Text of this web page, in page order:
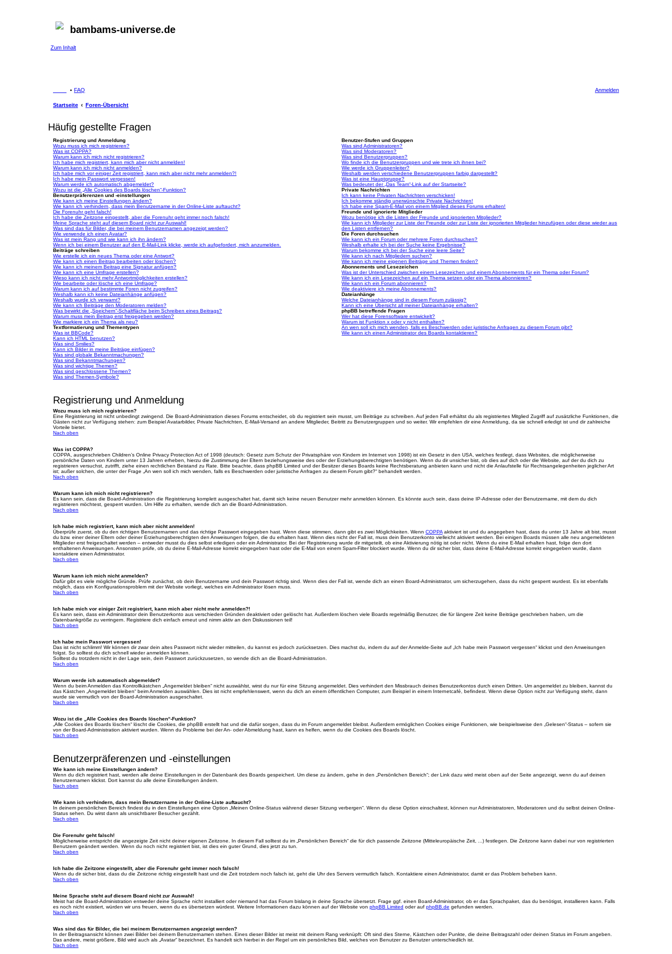
bambams-universe.de
Zum Inhalt
FAQ Anmelden
Startseite Foren-Übersicht
Häufig gestellte Fragen
Registrierung und Anmeldung
Wozu muss ich mich registrieren?
Was ist COPPA?
Warum kann ich mich nicht registrieren?
Ich habe mich registriert, kann mich aber nicht anmelden!
Warum kann ich mich nicht anmelden?
Ich habe mich vor einiger Zeit registriert, kann mich aber nicht mehr anmelden?!
Ich habe mein Passwort vergessen!
Warum werde ich automatisch abgemeldet?
Wozu ist die „Alle Cookies des Boards löschen“-Funktion?
Benutzerpräferenzen und -einstellungen
Wie kann ich meine Einstellungen ändern?
Wie kann ich verhindern, dass mein Benutzername in der Online-Liste auftaucht?
Die Forenuhr geht falsch!
Ich habe die Zeitzone eingestellt, aber die Forenuhr geht immer noch falsch!
Meine Sprache steht auf diesem Board nicht zur Auswahl!
Was sind das für Bilder, die bei meinem Benutzernamen angezeigt werden?
Wie verwende ich einen Avatar?
Was ist mein Rang und wie kann ich ihn ändern?
Wenn ich bei einem Benutzer auf den E-Mail-Link klicke, werde ich aufgefordert, mich anzumelden.
Beiträge schreiben
Wie erstelle ich ein neues Thema oder eine Antwort?
Wie kann ich einen Beitrag bearbeiten oder löschen?
Wie kann ich meinem Beitrag eine Signatur anfügen?
Wie kann ich eine Umfrage erstellen?
Wieso kann ich nicht mehr Antwortmöglichkeiten erstellen?
Wie bearbeite oder lösche ich eine Umfrage?
Warum kann ich auf bestimmte Foren nicht zugreifen?
Weshalb kann ich keine Dateianhänge anfügen?
Weshalb wurde ich verwarnt?
Wie kann ich Beiträge den Moderatoren melden?
Was bewirkt die „Speichern“-Schaltfläche beim Schreiben eines Beitrags?
Warum muss mein Beitrag erst freigegeben werden?
Wie markiere ich ein Thema als neu?
Textformatierung und Thementypen
Was ist BBCode?
Kann ich HTML benutzen?
Was sind Smilies?
Kann ich Bilder in meine Beiträge einfügen?
Was sind globale Bekanntmachungen?
Was sind Bekanntmachungen?
Was sind wichtige Themen?
Was sind geschlossene Themen?
Was sind Themen-Symbole?
Benutzer-Stufen und Gruppen
Was sind Administratoren?
Was sind Moderatoren?
Was sind Benutzergruppen?
Wo finde ich die Benutzergruppen und wie trete ich ihnen bei?
Wie werde ich Gruppenleiter?
Weshalb werden verschiedene Benutzergruppen farbig dargestellt?
Was ist eine Hauptgruppe?
Was bedeutet der „Das Team“-Link auf der Startseite?
Private Nachrichten
Ich kann keine Privaten Nachrichten verschicken!
Ich bekomme ständig unerwünschte Private Nachrichten!
Ich habe eine Spam-E-Mail von einem Mitglied dieses Forums erhalten!
Freunde und ignorierte Mitglieder
Wozu benötige ich die Listen der Freunde und ignorierten Mitglieder?
Wie kann ich Mitglieder zur Liste der Freunde oder zur Liste der ignorierten Mitglieder hinzufügen oder diese wieder aus
den Listen entfernen?
Die Foren durchsuchen
Wie kann ich ein Forum oder mehrere Foren durchsuchen?
Weshalb erhalte ich bei der Suche keine Ergebnisse?
Warum bekomme ich bei der Suche eine leere Seite?
Wie kann ich nach Mitgliedern suchen?
Wie kann ich meine eigenen Beiträge und Themen finden?
Abonnements und Lesezeichen
Was ist der Unterschied zwischen einem Lesezeichen und einem Abonnements für ein Thema oder Forum?
Wie kann ich ein Lesezeichen auf ein Thema setzen oder ein Thema abonnieren?
Wie kann ich ein Forum abonnieren?
Wie deaktiviere ich meine Abonnements?
Dateianhänge
Welche Dateianhänge sind in diesem Forum zulässig?
Kann ich eine Übersicht all meiner Dateianhänge erhalten?
phpBB betreffende Fragen
Wer hat diese Forensoftware entwickelt?
Warum ist Funktion x oder y nicht enthalten?
An wen soll ich mich wenden, falls es Beschwerden oder juristische Anfragen zu diesem Forum gibt?
Wie kann ich einen Administrator des Boards kontaktieren?
Registrierung und Anmeldung
Wozu muss ich mich registrieren?
Eine Registrierung ist nicht unbedingt zwingend. Die Board-Administration dieses Forums entscheidet, ob du registriert sein musst, um Beiträge zu schreiben. Auf jeden Fall erhältst du als registriertes Mitglied Zugriff auf zusätzliche Funktionen, die
Gästen nicht zur Verfügung stehen: zum Beispiel Avatarbilder, Private Nachrichten, E-Mail-Versand an andere Mitglieder, Beitritt zu Benutzergruppen und so weiter. Wir empfehlen dir eine Anmeldung, da sie schnell erledigt ist und dir zahlreiche
Vorteile bietet.
Nach oben
Was ist COPPA?
COPPA, ausgeschrieben Children’s Online Privacy Protection Act of 1998 (deutsch: Gesetz zum Schutz der Privatsphäre von Kindern im Internet von 1998) ist ein Gesetz in den USA, welches festlegt, dass Websites, die möglicherweise
persönliche Daten von Kindern unter 13 Jahren erheben, hierzu die Zustimmung der Eltern beziehungsweise des oder der Erziehungsberechtigten benötigen. Wenn du dir unsicher bist, ob dies auf dich oder die Website, auf der du dich zu
registrieren versuchst, zutrifft, ziehe einen rechtlichen Beistand zu Rate. Bitte beachte, dass phpBB Limited und der Besitzer dieses Boards keine Rechtsberatung anbieten kann und nicht die Anlaufstelle für Rechtsangelegenheiten jeglicher Art
ist; außer solchen, die unter der Frage „An wen soll ich mich wenden, falls es Beschwerden oder juristische Anfragen zu diesem Forum gibt?“ behandelt werden.
Nach oben
Warum kann ich mich nicht registrieren?
Es kann sein, dass die Board-Administration die Registrierung komplett ausgeschaltet hat, damit sich keine neuen Benutzer mehr anmelden können. Es könnte auch sein, dass deine IP-Adresse oder der Benutzername, mit dem du dich
registrieren möchtest, gesperrt wurden. Um Hilfe zu erhalten, wende dich an die Board-Administration.
Nach oben
Ich habe mich registriert, kann mich aber nicht anmelden!
Überprüfe zuerst, ob du den richtigen Benutzernamen und das richtige Passwort eingegeben hast. Wenn diese stimmen, dann gibt es zwei Möglichkeiten. Wenn COPPA aktiviert ist und du angegeben hast, dass du unter 13 Jahre alt bist, musst
du bzw. einer deiner Eltern oder deiner Erziehungsberechtigten den Anweisungen folgen, die du erhalten hast. Wenn dies nicht der Fall ist, muss dein Benutzerkonto vielleicht aktiviert werden. Bei einigen Boards müssen alle neu angemeldeten
Mitglieder erst freigeschaltet werden – entweder musst du dies selbst erledigen oder ein Administrator. Bei der Registrierung wurde dir mitgeteilt, ob eine Aktivierung nötig ist oder nicht. Wenn du eine E-Mail erhalten hast, folge den dort
enthaltenen Anweisungen. Ansonsten prüfe, ob du deine E-Mail-Adresse korrekt eingegeben hast oder die E-Mail von einem Spam-Filter blockiert wurde. Wenn du dir sicher bist, dass deine E-Mail-Adresse korrekt eingegeben wurde, dann
kontaktiere einen Administrator.
Nach oben
Warum kann ich mich nicht anmelden?
Dafür gibt es viele mögliche Gründe. Prüfe zunächst, ob dein Benutzername und dein Passwort richtig sind. Wenn dies der Fall ist, wende dich an einen Board-Administrator, um sicherzugehen, dass du nicht gesperrt wurdest. Es ist ebenfalls
möglich, dass ein Konfigurationsproblem mit der Website vorliegt, welches ein Administrator lösen muss.
Nach oben
Ich habe mich vor einiger Zeit registriert, kann mich aber nicht mehr anmelden?!
Es kann sein, dass ein Administrator dein Benutzerkonto aus verschieden Gründen deaktiviert oder gelöscht hat. Außerdem löschen viele Boards regelmäßig Benutzer, die für längere Zeit keine Beiträge geschrieben haben, um die
Datenbankgröße zu verringern. Registriere dich einfach erneut und nimm aktiv an den Diskussionen teil!
Nach oben
Ich habe mein Passwort vergessen!
Das ist nicht schlimm! Wir können dir zwar dein altes Passwort nicht wieder mitteilen, du kannst es jedoch zurücksetzen. Dies machst du, indem du auf der Anmelde-Seite auf „Ich habe mein Passwort vergessen“ klickst und den Anweisungen
folgst. So solltest du dich schnell wieder anmelden können.
Solltest du trotzdem nicht in der Lage sein, dein Passwort zurückzusetzen, so wende dich an die Board-Administration.
Nach oben
Warum werde ich automatisch abgemeldet?
Wenn du beim Anmelden das Kontrollkästchen „Angemeldet bleiben“ nicht auswählst, wirst du nur für eine Sitzung angemeldet. Dies verhindert den Missbrauch deines Benutzerkontos durch einen Dritten. Um angemeldet zu bleiben, kannst du
das Kästchen „Angemeldet bleiben“ beim Anmelden auswählen. Dies ist nicht empfehlenswert, wenn du dich an einem öffentlichen Computer, zum Beispiel in einem Internetcafé, befindest. Wenn diese Option nicht zur Verfügung steht, dann
wurde sie vermutlich von der Board-Administration ausgeschaltet.
Nach oben
Wozu ist die „Alle Cookies des Boards löschen“-Funktion?
„Alle Cookies des Boards löschen“ löscht die Cookies, die phpBB erstellt hat und die dafür sorgen, dass du im Forum angemeldet bleibst. Außerdem ermöglichen Cookies einige Funktionen, wie beispielsweise den „Gelesen“-Status – sofern sie
von der Board-Administration aktiviert wurden. Wenn du Probleme bei der An- oder Abmeldung hast, kann es helfen, wenn du die Cookies des Boards löscht.
Nach oben
Benutzerpräferenzen und -einstellungen
Wie kann ich meine Einstellungen ändern?
Wenn du dich registriert hast, werden alle deine Einstellungen in der Datenbank des Boards gespeichert. Um diese zu ändern, gehe in den „Persönlichen Bereich“; der Link dazu wird meist oben auf der Seite angezeigt, wenn du auf deinen
Benutzernamen klickst. Dort kannst du alle deine Einstellungen ändern.
Nach oben
Wie kann ich verhindern, dass mein Benutzername in der Online-Liste auftaucht?
In deinem persönlichen Bereich findest du in den Einstellungen eine Option „Meinen Online-Status während dieser Sitzung verbergen“. Wenn du diese Option einschaltest, können nur Administratoren, Moderatoren und du selbst deinen Online-
Status sehen. Du wirst dann als unsichtbarer Besucher gezählt.
Nach oben
Die Forenuhr geht falsch!
Möglicherweise entspricht die angezeigte Zeit nicht deiner eigenen Zeitzone. In diesem Fall solltest du im „Persönlichen Bereich“ die für dich passende Zeitzone (Mitteleuropäische Zeit, ...) festlegen. Die Zeitzone kann dabei nur von registrierten
Benutzern geändert werden. Wenn du noch nicht registriert bist, ist dies ein guter Grund, dies jetzt zu tun.
Nach oben
Ich habe die Zeitzone eingestellt, aber die Forenuhr geht immer noch falsch!
Wenn du dir sicher bist, dass du die Zeitzone richtig eingestellt hast und die Zeit trotzdem noch falsch ist, geht die Uhr des Servers vermutlich falsch. Kontaktiere einen Administrator, damit er das Problem beheben kann.
Nach oben
Meine Sprache steht auf diesem Board nicht zur Auswahl!
Meist hat die Board-Administration entweder deine Sprache nicht installiert oder niemand hat das Forum bislang in deine Sprache übersetzt. Frage ggf. einen Board-Administrator, ob er das Sprachpaket, das du benötigst, installieren kann. Falls
es noch nicht existiert, würden wir uns freuen, wenn du es übersetzen würdest. Weitere Informationen dazu können auf der Website von phpBB Limited oder auf phpBB.de gefunden werden.
Nach oben
Was sind das für Bilder, die bei meinem Benutzernamen angezeigt werden?
In der Beitragsansicht können zwei Bilder bei deinem Benutzernamen stehen. Eines dieser Bilder ist meist mit deinem Rang verknüpft: Oft sind dies Sterne, Kästchen oder Punkte, die deine Beitragszahl oder deinen Status im Forum angeben.
Das andere, meist größere, Bild wird auch als „Avatar“ bezeichnet. Es handelt sich hierbei in der Regel um ein persönliches Bild, welches von Benutzer zu Benutzer unterschiedlich ist.
Nach oben